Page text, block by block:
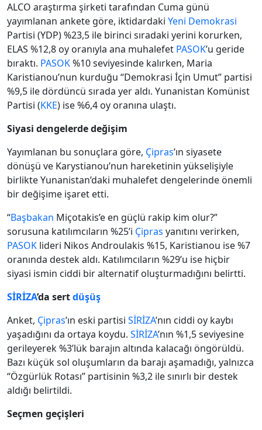
ALCO araştırma şirketi tarafından Cuma günü
yayımlanan ankete göre, iktidardaki Yeni Demokrasi
Partisi (YDP) %23,5 ile birinci sıradaki yerini korurken,
ELAS %12,8 oy oranıyla ana muhalefet PASOK’u geride
bıraktı. PASOK%10 seviyesinde kalırken, Maria
Karistianou’nun kurduğu “Demokrasi İçin Umut” partisi
%9,5 ile dördüncü sırada yer aldı. Yunanistan Komünist
Partisi (KKE) ise %6,4 oy oranına ulaştı.
Siyasi dengelerde değişim
Yayımlanan bu sonuçlara göre, Çipras’ın siyasete
dönüşü ve Karystianou’nun hareketinin yükselişiyle
birlikte Yunanistan’daki muhalefet dengelerinde önemli
bir değişime işaret etti.
“Başbakan Miçotakis’e en güçlü rakip kim olur?”
sorusuna katılımcıların %25’i Çipras yanıtını verirken,
PASOK lideri Nikos Androulakis %15, Karistianou ise %7
oranında destek aldı. Katılımcıların %29’u ise hiçbir
siyasi ismin ciddi bir alternatif oluşturmadığını belirtti.
SİRİZA’da sertdüşüş
Anket, Çipras’ın eski partisi SİRİZA’nın ciddi oy kaybı
yaşadığını da ortaya koydu. SİRİZA’nın %1,5 seviyesine
gerileyerek %3’lük barajın altında kalacağı öngörüldü.
Bazı küçük sol oluşumların da barajı aşamadığı, yalnızca
“Özgürlük Rotası” partisinin %3,2 ile sınırlı bir destek
aldığı belirtildi.
Seçmen geçişleri